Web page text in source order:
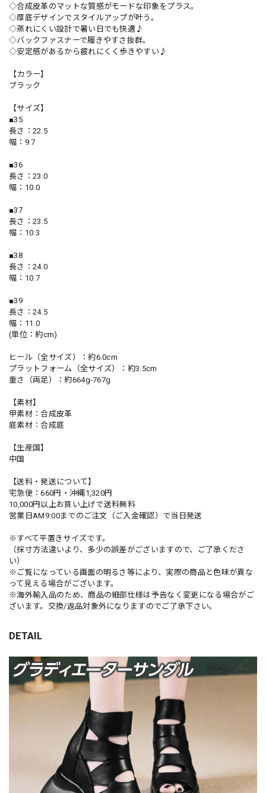
◇合成皮革のマットな質感がモードな印象をプラス。
◇厚底デザインでスタイルアップが叶う。
◇蒸れにくい設計で暑い日でも快適♪
◇バックファスナーで履きやすさ抜群。
◇安定感があるから疲れにくく歩きやすい♪
【カラー】
ブラック
【サイズ】
■35
長さ：22.5
幅：9.7
■36
長さ：23.0
幅：10.0
■37
長さ：23.5
幅：10.3
■38
長さ：24.0
幅：10.7
■39
長さ：24.5
幅：11.0
(単位：約cm)
ヒール（全サイズ）：約6.0cm
プラットフォーム（全サイズ）：約3.5cm
重さ（両足）：約664g-767g
【素材】
甲素材：合成皮革
底素材：合成底
【生産国】
中国
【送料・発送について】
宅急便：660円・沖縄1,320円
10,000円以上お買い上げで送料無料
営業日AM9:00までのご注文（ご入金確認）で当日発送
※すべて平置きサイズです。
（採寸方法違いより、多少の誤差がございますので、ご了承くださ
い）
※ご覧になっている画面の明るさ等により、実際の商品と色味が異な
って見える場合がございます。
※海外輸入品のため、商品の細部仕様は予告なく変更になる場合がご
ざいます。交換/返品対象外になりますのでご了承下さい。
DETAIL